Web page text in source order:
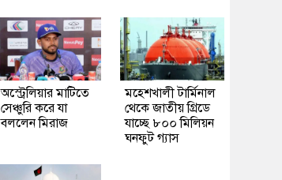
অস্ট্রেলিয়ার মাটিতে
সেঞ্চুরি করে যা
বললেন মিরাজ
মহেশখালী টার্মিনাল
থেকে জাতীয় গ্রিডে
যাচ্ছে ৮০০ মিলিয়ন
ঘনফুট গ্যাস